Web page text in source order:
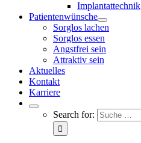
Implantattechnik
Patientenwünsche
Sorglos lachen
Sorglos essen
Angstfrei sein
Attraktiv sein
Aktuelles
Kontakt
Karriere
Search for: